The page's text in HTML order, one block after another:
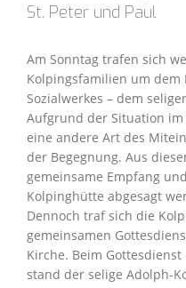
St. Peter und Paul
Am Sonntag trafen sich
Kolpingsfamilien um dem
Sozialwerkes – dem
Aufgrund der Situation
eine andere Art des
der Begegnung. Aus
gemeinsame Empfang
Kolpinghütte abgesagt
Dennoch traf sich die
gemeinsamen
Kirche. Beim
stand der selige Adolph-